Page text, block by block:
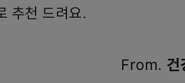
추천 드려요.
From. 건